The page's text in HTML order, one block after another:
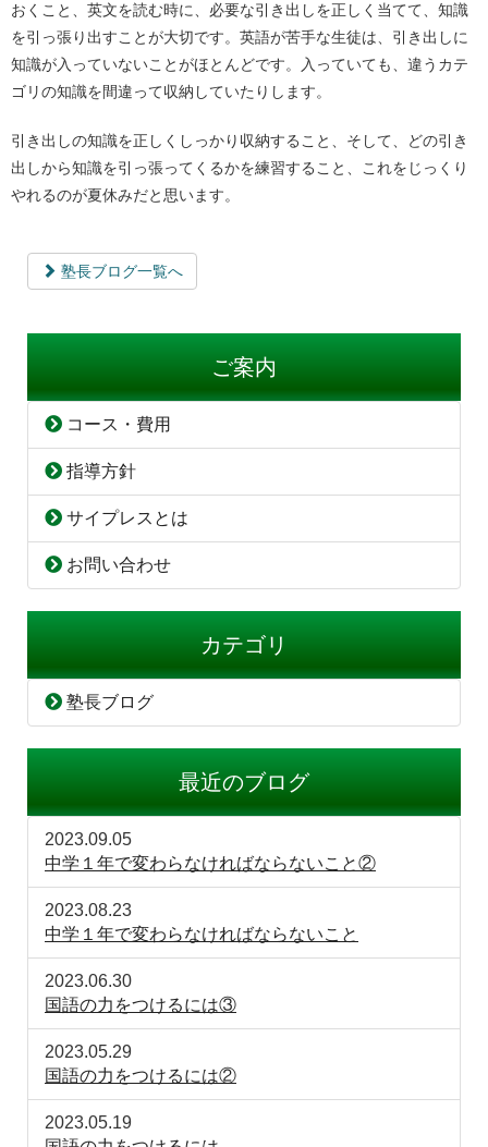
おくこと、英文を読む時に、必要な引き出しを正しく当てて、知識
を引っ張り出すことが大切です。英語が苦手な生徒は、引き出しに
知識が入っていないことがほとんどです。入っていても、違うカテ
ゴリの知識を間違って収納していたりします。
引き出しの知識を正しくしっかり収納すること、そして、どの引き
出しから知識を引っ張ってくるかを練習すること、これをじっくり
やれるのが夏休みだと思います。
塾長ブログ一覧へ
ご案内
コース・費用
指導方針
サイプレスとは
お問い合わせ
カテゴリ
塾長ブログ
最近のブログ
2023.09.05
中学１年で変わらなければならないこと②
2023.08.23
中学１年で変わらなければならないこと
2023.06.30
国語の力をつけるには③
2023.05.29
国語の力をつけるには②
2023.05.19